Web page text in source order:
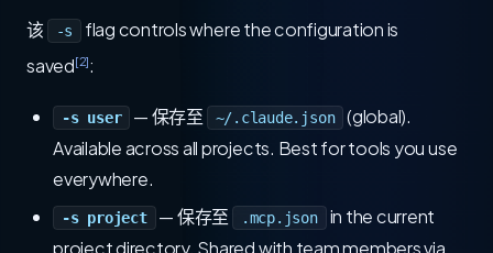
该 -s
flag controls where the configuration is
saved[2]:
-s user — 保存至 ~/.claude.json
(global).
Available across all projects. Best for tools you use
everywhere.
-s project — 保存至 .mcp.json
in the current
project directory. Shared with team members via